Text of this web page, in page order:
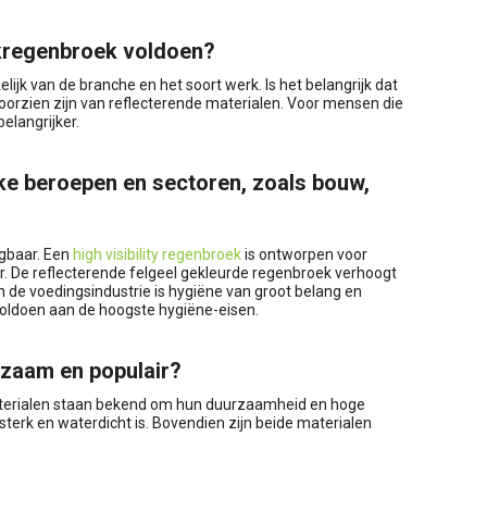
voldoen?
van de branche en het soort werk. Is het belangrijk dat
zijn van reflecterende materialen. Voor mensen die
beroepen en sectoren, zoals bouw,
Een high visibility regenbroekis ontworpen voor
De reflecterende felgeel gekleurde regenbroek verhoogt
voedingsindustrie is hygiëne van groot belang en
aan de hoogste hygiëne-eisen.
en populair?
staan bekend om hun duurzaamheid en hoge
en waterdicht is. Bovendien zijn beide materialen